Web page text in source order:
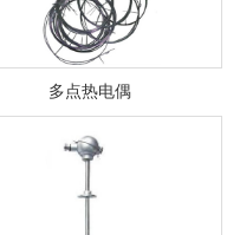
多点热电偶